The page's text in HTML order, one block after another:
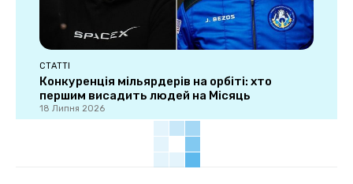
СТАТТІ
Конкуренція мільярдерів на орбіті: хто
першим висадить людей на Місяць
18 Липня 2026